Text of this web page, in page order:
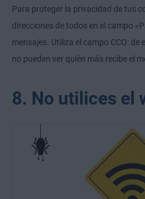
Para proteger la privacidad de tus
direcciones de todos en el campo
mensajes. Utiliza el campo CCO:
no pueden ver quién más recibe el
8. No utilices el